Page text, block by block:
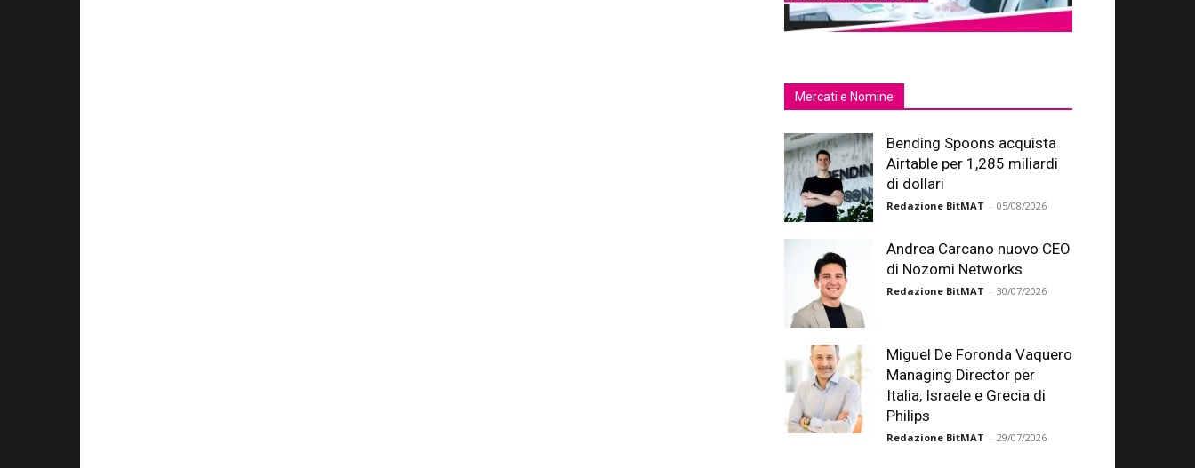
Mercati e Nomine
Bending Spoons acquista
Airtable per 1,285 miliardi
di dollari
Redazione BitMAT - 05/08/2026
Andrea Carcano nuovo CEO
di Nozomi Networks
Redazione BitMAT - 30/07/2026
Miguel De Foronda Vaquero
Managing Director per
Italia, Israele e Grecia di
Philips
Redazione BitMAT - 29/07/2026